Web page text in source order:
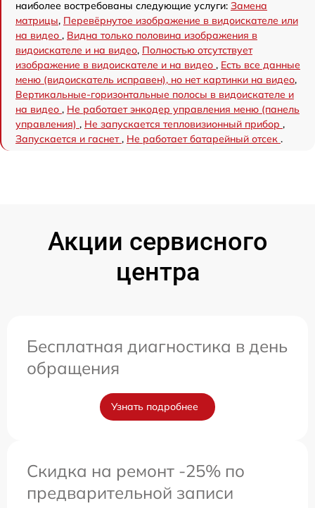
наиболее востребованы следующие услуги: Замена
матрицы, Перевёрнутое изображение в видоискателе или
на видео , Видна только половина изображения в
видоискателе и на видео, Полностью отсутствует
изображение в видоискателе и на видео , Есть все данные
меню (видоискатель исправен), но нет картинки на видео,
Вертикальные-горизонтальные полосы в видоискателе и
на видео , Не работает энкодер управления меню (панель
управления) , Не запускается тепловизионный прибор ,
Запускается и гаснет, Не работает батарейный отсек .
Акции сервисного
центра
Бесплатная диагностика в день
обращения
Узнать подробнее
Скидка на ремонт -25% по
предварительной записи